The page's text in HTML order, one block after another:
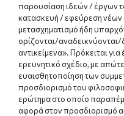
παρουσίαση ιδεών / έργων
κατασκευή / εφεύρεση νέων
μετασχηματισμό ήδη
ορίζονται/
αντικείμενα». Πρόκειται
ερευνητικό σχέδιο, με
ευαισθητοποίηση των
προσδιορισμό του
ερώτημα στο οποίο
αφορά στον προσδιορισμό